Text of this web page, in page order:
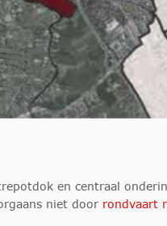
en centraal
niet door rondvaart